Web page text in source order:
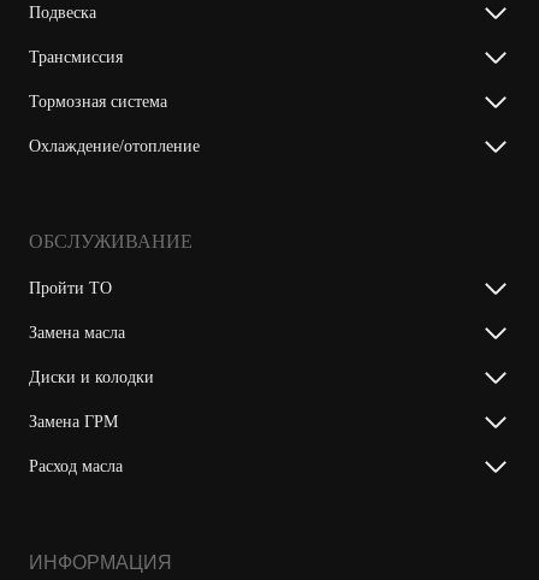
Подвеска
Трансмиссия
Тормозная система
Охлаждение/отопление
ОБСЛУЖИВАНИЕ
Пройти ТО
Замена масла
Диски и колодки
Замена ГРМ
Расход масла
ИНФОРМАЦИЯ